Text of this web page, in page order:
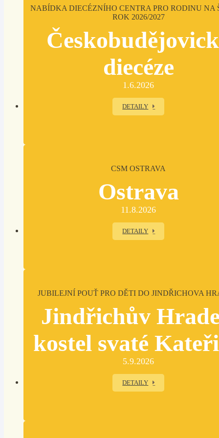
NABÍDKA DIECÉZNÍHO CENTRA PRO RODINU NA
ROK 2026/2027
diecéze
1.6.2026
DETAILY
CSM OSTRAVA
Ostrava
11.8.2026
DETAILY
JUBILEJNÍ POUŤ PRO DĚTI DO JINDŘICHOVA
Jindřichův
kostel svaté
5.9.2026
DETAILY